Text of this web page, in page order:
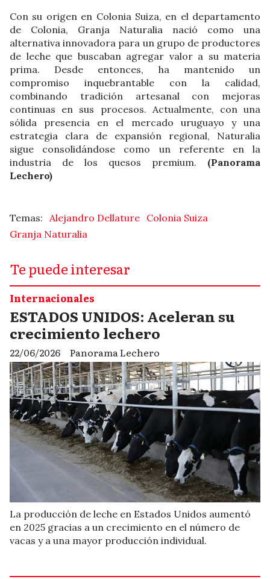
Con su origen en Colonia Suiza, en el departamento
de Colonia, Granja Naturalia nació como una
alternativa innovadora para un grupo de productores
de leche que buscaban agregar valor a su materia
prima. Desde entonces, ha mantenido un
compromiso inquebrantable con la calidad,
combinando tradición artesanal con mejoras
continuas en sus procesos. Actualmente, con una
sólida presencia en el mercado uruguayo y una
estrategia clara de expansión regional, Naturalia
sigue consolidándose como un referente en la
industria de los quesos premium. (Panorama
Lechero)
Alejandro Dellature Colonia Suiza
Granja Naturalia
Te puede interesar
ESTADOS UNIDOS: Aceleran su
crecimiento lechero
Panorama Lechero
Internacionales
22/06/2026
La producción de leche en Estados Unidos aumentó
en 2025 gracias a un crecimiento en el número de
vacas y a una mayor producción individual.